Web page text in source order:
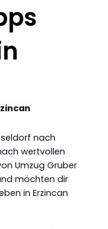
nach
wertvollen
Umzug Gruber
möchten dir
in Erzincan